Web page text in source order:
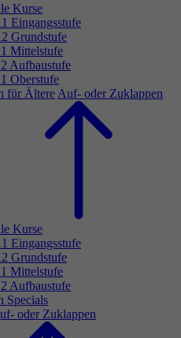
Kurse
Eingangsstufe
Grundstufe
Mittelstufe
Aufbaustufe
Oberstufe
für Ältere Auf- oder Zuklappen
Kurse
Eingangsstufe
Grundstufe
Mittelstufe
Aufbaustufe
Specials
oder Zuklappen